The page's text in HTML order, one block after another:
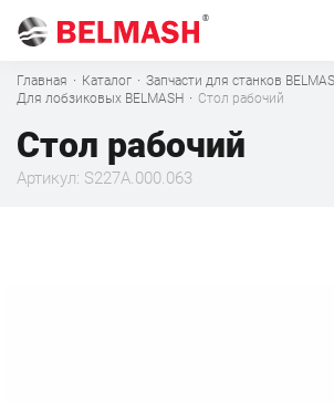
Главная · Каталог · Запчасти для станков
Для лобзиковых BELMASH · Стол рабочий
Стол рабочий
Артикул: S227A.000.063